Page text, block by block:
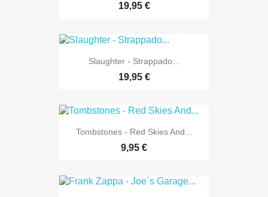
19,95 €
Slaughter - Strappado...
19,95 €
Tombstones - Red Skies And...
9,95 €